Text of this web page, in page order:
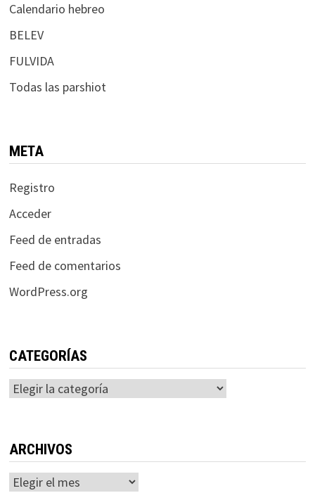
Calendario hebreo
BELEV
FULVIDA
Todas las parshiot
META
Registro
Acceder
Feed de entradas
Feed de comentarios
WordPress.org
CATEGORÍAS
Categorías
ARCHIVOS
Archivos